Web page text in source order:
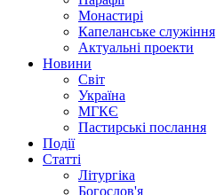
Монастирі
Капеланське служіння
Актуальні проекти
Новини
Світ
Україна
МГКЄ
Пастирські послання
Події
Статті
Літургіка
Богослов'я